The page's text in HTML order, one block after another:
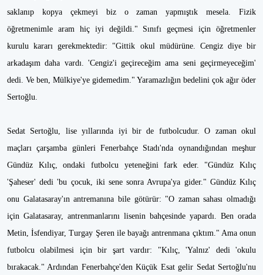
saklanıp kopya çekmeyi biz o zaman yapmıştık mesela. Fizik
öğretmenimle aram hiç iyi değildi." Sınıfı geçmesi için öğretmenler
kurulu kararı gerekmektedir: "Gittik okul müdürüne. Cengiz diye bir
arkadaşım daha vardı. 'Cengiz'i geçireceğim ama seni geçirmeyeceğim'
dedi. Ve ben, Mülkiye'ye gidemedim." Yaramazlığın bedelini çok ağır öder
Sertoğlu.
Sedat Sertoğlu, lise yıllarında iyi bir de futbolcudur. O zaman okul
maçları çarşamba günleri Fenerbahçe Stadı'nda oynandığından meşhur
Gündüz Kılıç, ondaki futbolcu yeteneğini fark eder. "Gündüz Kılıç
'Şaheser' dedi 'bu çocuk, iki sene sonra Avrupa'ya gider." Gündüz Kılıç
onu Galatasaray'ın antremanına bile götürür: "O zaman sahası olmadığı
için Galatasaray, antrenmanlarını lisenin bahçesinde yapardı. Ben orada
Metin, İsfendiyar, Turgay Şeren ile bayağı antrenmana çıktım." Ama onun
futbolcu olabilmesi için bir şart vardır: "Kılıç, 'Yalnız' dedi 'okulu
bırakacak." Ardından Fenerbahçe'den Küçük Esat gelir Sedat Sertoğlu'nu